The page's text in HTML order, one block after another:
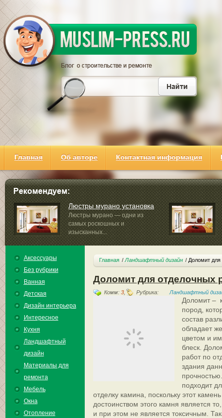
Главная Об авторе Контактная информация
Люстры мурано установка
Люстры мурано — одни из
самых роскошных и
изысканных...
Аксессуары
Без рубрики
Ванная
Детская
Дизайн интерьера
Интересное
Кухня
Ландшафтный
дизайн
Материалы для
ремонта
Мебель
Окна
Отопление
Главная Ландшафтный дизайн Доломит для
Доломит для отделочных
Комм: 3, Рубрика: Ландшафтный
Доломит –
пород,
состав
обладает
цветом и
блеск.
работ по
здания
подходит
отделку камина, поскольку этот
достоинством этого камня является
и при этом не является токсичным.